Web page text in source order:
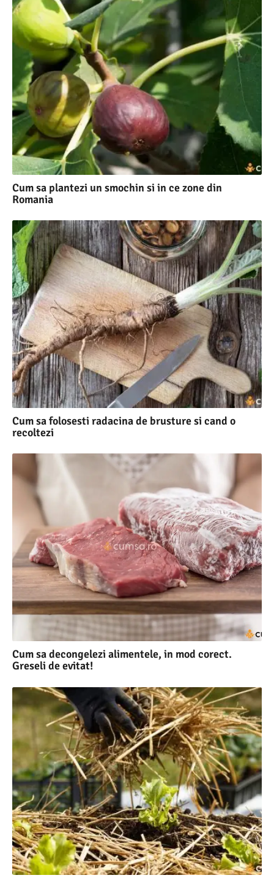
Cum sa plantezi un smochin si in ce zone din
Romania
Cum sa folosesti radacina de brusture si cand o
recoltezi
Cum sa decongelezi alimentele, in mod corect.
Greseli de evitat!